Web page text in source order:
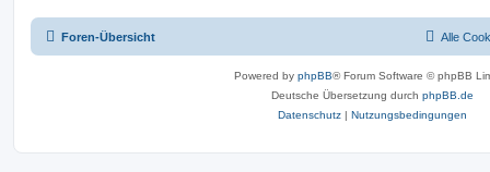
Foren-Übersicht Alle
Powered by phpBB® Forum Software © phpBB
Deutsche Übersetzung durch phpBB.de
Datenschutz | Nutzungsbedingungen